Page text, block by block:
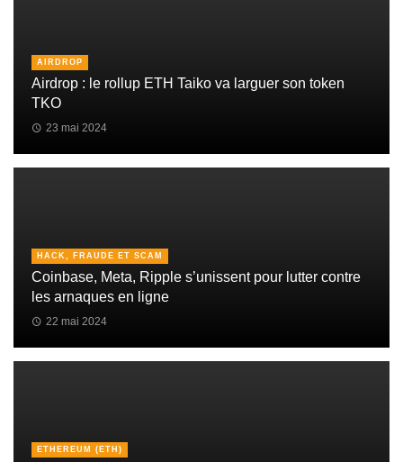
AIRDROP
Airdrop : le rollup ETH Taiko va larguer son token
TKO
23 mai 2024
HACK, FRAUDE ET SCAM
Coinbase, Meta, Ripple s’unissent pour lutter contre
les arnaques en ligne
22 mai 2024
ETHEREUM (ETH)